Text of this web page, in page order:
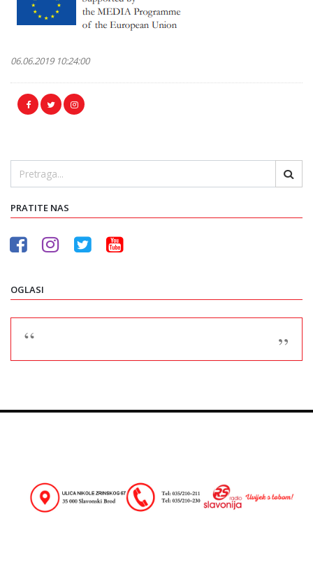
06.06.2019 10:24:00
PRATITE NAS
OGLASI